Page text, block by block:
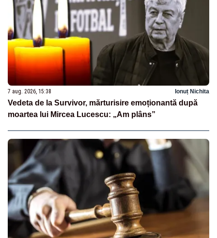
7 aug. 2026, 15:38 Ionuț Nichita
Vedeta de la Survivor, mărturisire emoționantă după
moartea lui Mircea Lucescu: „Am plâns”